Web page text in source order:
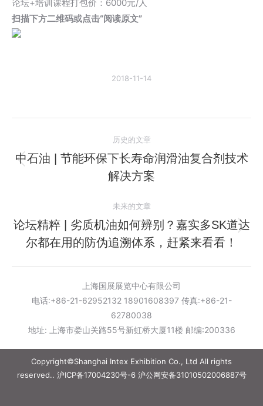
论坛+培训课程打包价：6000元/人
扫描下方二维码或点击“阅读原文”
2018-11-14
章
历史的文章
历
史
章：
中石油 | 节能环保下长寿命润滑油复合剂技术
解决方案
未来的文章
未
来
的
文
章：
论坛精粹 | 劣质机油如何辨别？嘉实多SK道达
尔都在用的防伪追溯体系，赶紧来看看！
上海国展展览中心有限公司
电话:+86-21-62952132 18901608397 传真:+86-21-
62780038
地址: 上海市娄山关路55号新虹桥大厦11楼 邮编:200336
Copyright©Shanghai Intex Exhibition Co., Ltd All rights
reserved.. 沪ICP备17004230号-6沪公网安备31010502006887号